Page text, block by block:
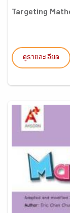
Targeting
ดูรายละเอียด